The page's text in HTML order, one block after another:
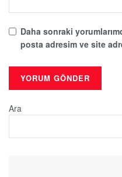
Daha sonraki
posta adresim ve site
Ara